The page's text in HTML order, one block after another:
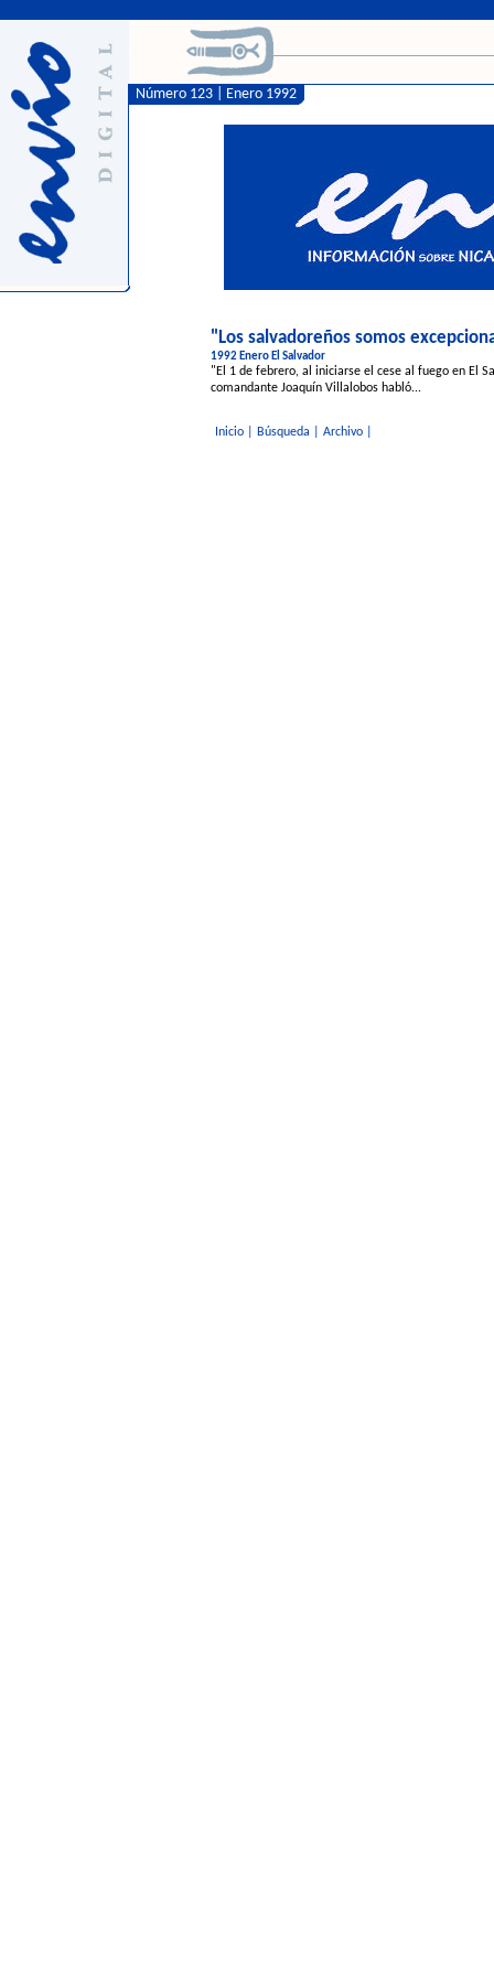
Número 123 | Enero 1992
"Los salvadoreños somos
1992 Enero El Salvador
"El 1 de febrero, al iniciarse el cese al fuego en El
comandante Joaquín Villalobos habló...
Inicio| Búsqueda Archivo|